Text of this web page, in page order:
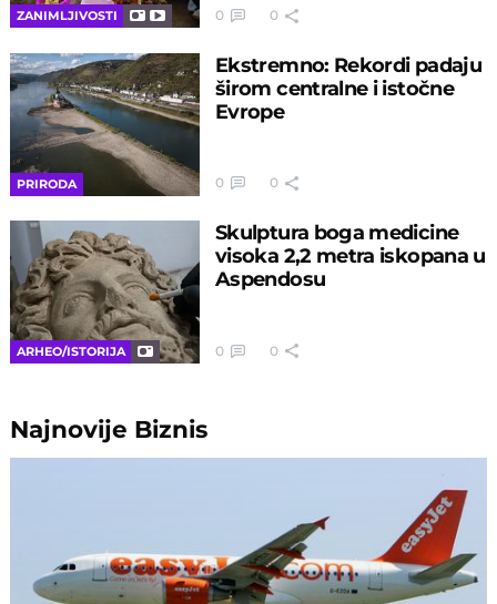
ZANIMLJIVOSTI 0 0
PRIRODA
Ekstremno: Rekordi padaju
širom centralne i istočne
Evrope
0 0
ARHEO/ISTORIJA
Skulptura boga medicine
visoka 2,2 metra iskopana u
Aspendosu
0 0
Najnovije Biznis